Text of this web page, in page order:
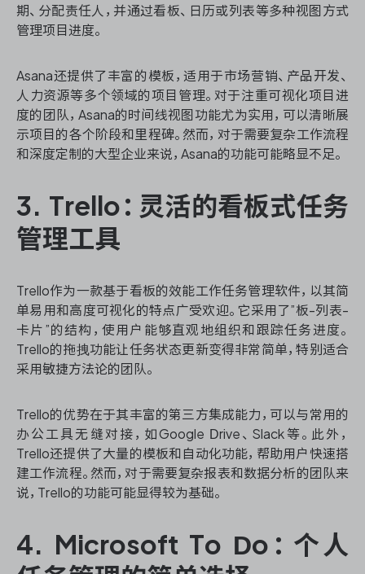
期、分配责任人，并通过看板、日历或列表等多种视图方式
管理项目进度。
Asana还提供了丰富的模板，适用于市场营销、产品开发、
人力资源等多个领域的项目管理。对于注重可视化项目进
度的团队，Asana的时间线视图功能尤为实用，可以清晰展
示项目的各个阶段和里程碑。然而，对于需要复杂工作流程
和深度定制的大型企业来说，Asana的功能可能略显不足。
3. Trello：灵活的看板式任务
管理工具
Trello作为一款基于看板的效能工作任务管理软件，以其简
单易用和高度可视化的特点广受欢迎。它采用了”板-列表-
卡片”的结构，使用户能够直观地组织和跟踪任务进度。
Trello的拖拽功能让任务状态更新变得非常简单，特别适合
采用敏捷方法论的团队。
Trello的优势在于其丰富的第三方集成能力，可以与常用的
办公工具无缝对接，如Google Drive、Slack等。此外，
Trello还提供了大量的模板和自动化功能，帮助用户快速搭
建工作流程。然而，对于需要复杂报表和数据分析的团队来
说，Trello的功能可能显得较为基础。
4. Microsoft To Do：个人